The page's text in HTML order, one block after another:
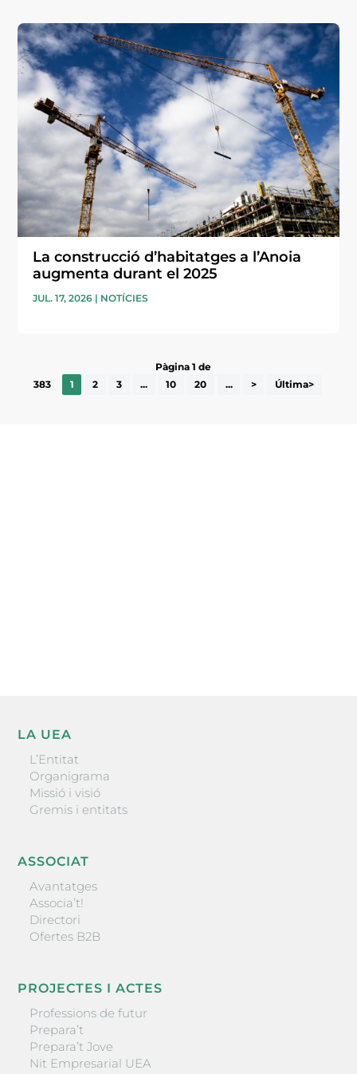
La construcció d’habitatges a l’Anoia
augmenta durant el 2025
JUL. 17, 2026 | NOTÍCIES
Pàgina 1 de
383
1 2 3 ... 10 20 ... > Última>
LA UEA
L’Entitat
Organigrama
Missió i visió
Gremis i entitats
ASSOCIAT
Avantatges
Associa’t!
Directori
Ofertes B2B
PROJECTES I ACTES
Professions de futur
Prepara’t
Prepara’t Jove
Nit Empresarial UEA